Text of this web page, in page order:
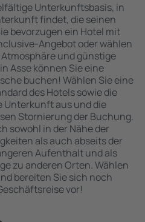
Unterkunftsbasis, in
findet, die seinen
bevorzugen ein Hotel mit
Angebot oder wählen
und günstige
Asse können Sie eine
buchen! Wählen Sie eine
des Hotels sowie die
Unterkunft aus und die
Stornierung der Buchung.
sowohl in der Nähe der
als auch abseits der
Aufenthalt und als
zu anderen Orten. Wählen
bereiten Sie sich noch
vor!